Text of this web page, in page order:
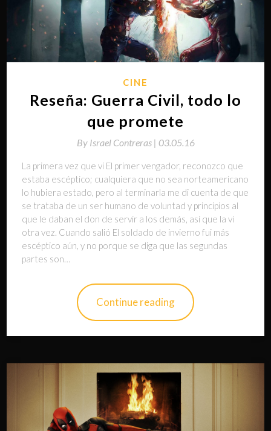
CINE
Reseña: Guerra Civil, todo lo
que promete
By Israel Contreras | 03.05.16
La primera vez que vi El primer vengador, reconozco que
estaba escéptico; cualquiera que no sea norteamericano
lo hubiera estado, pero al terminarla me di cuenta de que
se trataba de un ser humano de voluntad y principios al
que le daban el don de servir a los demás, así que la vi
otra vez. Cuando salió El soldado de invierno fui más
escéptico aún, y no porque se diga que las segundas
partes son…
Continue reading